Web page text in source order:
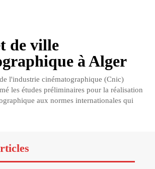
de ville
à Alger
l'industrie cinématographique (Cnic)
les études préliminaires pour la réalisation
aux normes internationales qui